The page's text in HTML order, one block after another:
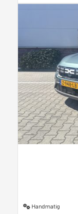
Handmatig